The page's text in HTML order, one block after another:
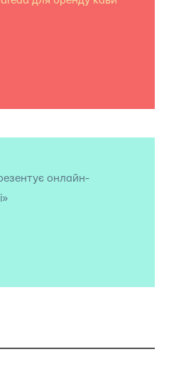
онлайн-